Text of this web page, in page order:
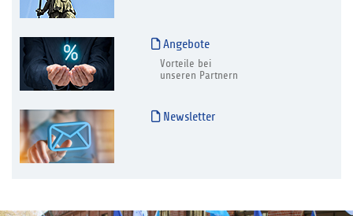
Angebote
Vorteile bei
unseren Partnern
Newsletter